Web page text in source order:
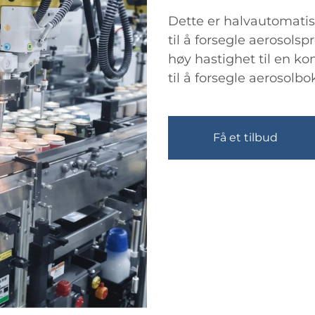
Dette er
til å forsegle
høy hastighet til en
til å forsegle
Få et tilbud